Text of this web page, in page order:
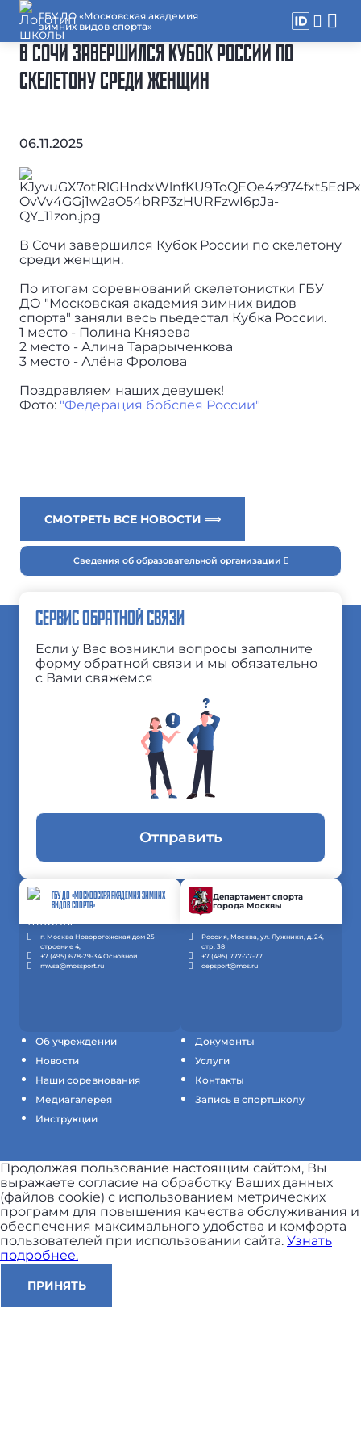
ГБУ ДО «Московская академия
зимних видов спорта»
В СОЧИ ЗАВЕРШИЛСЯ КУБОК РОССИИ ПО
СКЕЛЕТОНУ СРЕДИ ЖЕНЩИН
06.11.2025
В Сочи завершился Кубок России по скелетону
среди женщин.
По итогам соревнований скелетонистки ГБУ
ДО "Московская академия зимних видов
спорта" заняли весь пьедестал Кубка России.
1 место - Полина Князева
2 место - Алина Тарарыченкова
3 место - Алёна Фролова
Поздравляем наших девушек!
Фото: "Федерация бобслея России"
СМОТРЕТЬ ВСЕ НОВОСТИ ⟹
Сведения об образовательной организации
Об учреждении
Новости
Наши соревнования
Медиагалерея
Инструкции
Документы
Услуги
Контакты
Запись в спортшколу
СЕРВИС ОБРАТНОЙ СВЯЗИ
Если у Вас возникли вопросы заполните
форму обратной связи и мы обязательно
с Вами свяжемся
Отправить
ГБУ ДО «МОСКОВСКАЯ АКАДЕМИЯ ЗИМНИХ
ВИДОВ СПОРТА»
г. Москва Новорогожская дом 25
строение 4;
+7 (495) 678-29-34 Основной
mwsa@mossport.ru
Департамент спорта
города Москвы
Россия, Москва, ул. Лужники, д. 24,
стр. 38
+7 (495) 777-77-77
depsport@mos.ru
Продолжая пользование настоящим сайтом, Вы
выражаете согласие на обработку Ваших данных
(файлов cookie) с использованием метрических
программ для повышения качества обслуживания и
обеспечения максимального удобства и комфорта
пользователей при использовании сайта. Узнать
подробнее.
ПРИНЯТЬ